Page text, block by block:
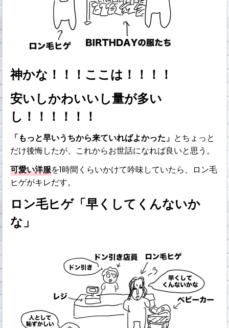
神かな！！！ここは！！！！
安いしかわいいし量が多い
し！！！！！！
「もっと早いうちから来ていればよかった」 とちょっと
だけ後悔したが、これからお世話になれば良いと思う。
可愛い洋服を1時間くらいかけて吟味していたら、ロン毛
ヒゲがキレだす。
ロン毛ヒゲ「早くしてくんないか
な」